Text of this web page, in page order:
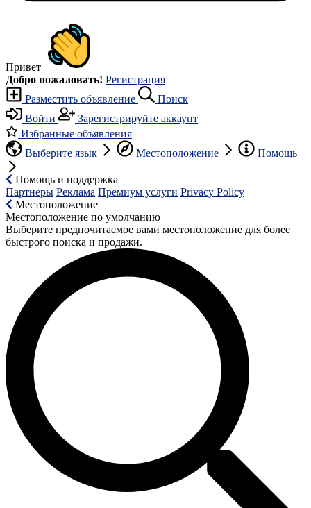
Привет
Добро пожаловать! Регистрация
Разместить объявление
Поиск
Войти
Зарегистрируйте аккаунт
Избранные объявления
Выберите язык
Местоположение Помощь
Помощь и поддержка
Партнеры Реклама Премиум услуги Privacy Policy
Местоположение
Местоположение по умолчанию
Выберите предпочитаемое вами местоположение для более
быстрого поиска и продажи.